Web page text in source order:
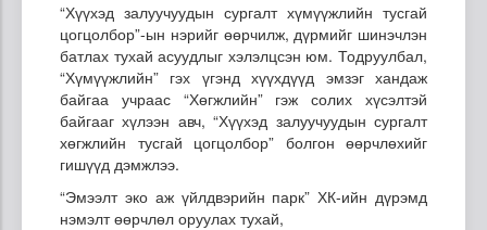
“Хүүхэд залуучуудын сургалт хүмүүжлийн тусгай
цогцолбор”-ын нэрийг өөрчилж, дүрмийг шинэчлэн
батлах тухай асуудлыг хэлэлцсэн юм. Тодруулбал,
“Хүмүүжлийн” гэх үгэнд хүүхдүүд эмзэг хандаж
байгаа учраас “Хөгжлийн” гэж солих хүсэлтэй
байгааг хүлээн авч, “Хүүхэд залуучуудын сургалт
хөгжлийн тусгай цогцолбор” болгон өөрчлөхийг
гишүүд дэмжлээ.
“Эмээлт эко аж үйлдвэрийн парк” ХК-ийн дүрэмд
нэмэлт өөрчлөл оруулах тухай,